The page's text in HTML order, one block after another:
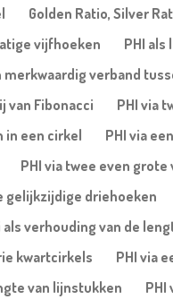
Golden Ratio, Silver
vijfhoeken
PHI
merkwaardig verband
van Fibonacci
PHI via
in een cirkel
PHI via
PHI via twee even
gelijkzijdige driehoeken
als verhouding van de
kwartcirkels
PHI via
van lijnstukken